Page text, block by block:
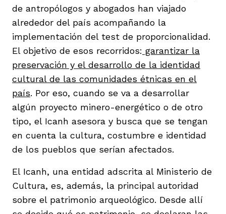
de antropólogos y abogados han viajado
alrededor del país acompañando la
implementación del test de proporcionalidad.
El objetivo de esos recorridos: garantizar la
preservación y el desarrollo de la identidad
cultural de las comunidades étnicas en el
país. Por eso, cuando se va a desarrollar
algún proyecto minero-energético o de otro
tipo, el Icanh asesora y busca que se tengan
en cuenta la cultura, costumbre e identidad
de los pueblos que serían afectados.
El Icanh, una entidad adscrita al Ministerio de
Cultura, es, además, la principal autoridad
sobre el patrimonio arqueológico. Desde allí
del Cesar
Ana